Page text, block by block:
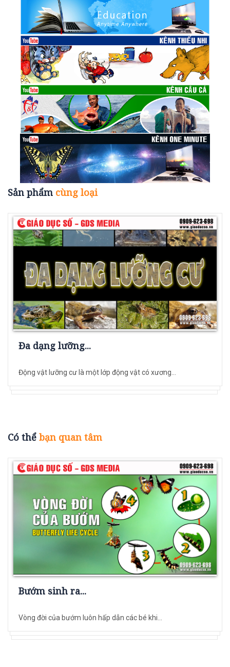
Sản phẩm cùng loại
Đa dạng lưỡng...
Động vật lưỡng cư là một lớp động vật có xương...
Có thể bạn quan tâm
Bướm sinh ra...
Vòng đời của bướm luôn hấp dẫn các bé khi...